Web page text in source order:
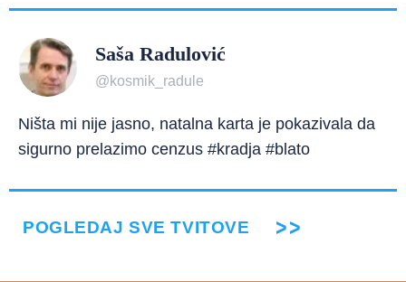
Saša Radulović
@kosmik_radule
Ništa mi nije jasno, natalna karta je pokazivala da
sigurno prelazimo cenzus #kradja #blato
POGLEDAJ SVE TVITOVE